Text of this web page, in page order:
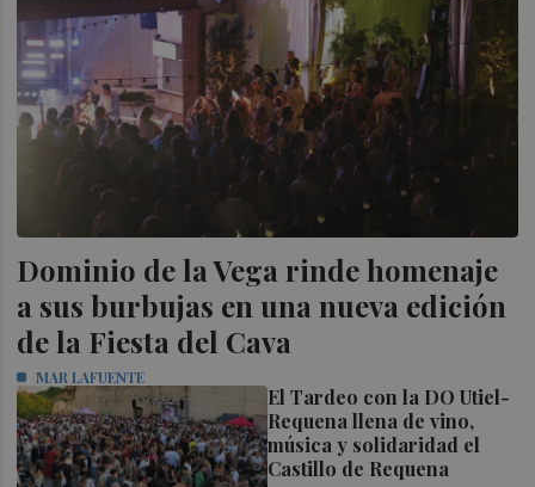
El Tardeo con la DO Utiel-
Requena llena de vino,
música y solidaridad el
Castillo de Requena
Dominio de la Vega rinde homenaje
a sus burbujas en una nueva edición
de la Fiesta del Cava
MAR LAFUENTE